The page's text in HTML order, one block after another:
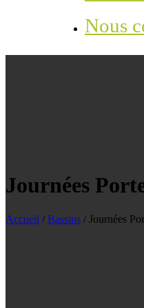
Nous
Journées
Accueil / Bassins / Journées